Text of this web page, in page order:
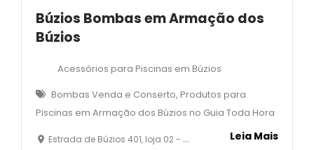
Búzios Bombas em Armação dos
Búzios
Acessórios para Piscinas em Búzios
Bombas Venda e Conserto, Produtos para
Piscinas em Armação dos Búzios no Guia Toda Hora
Estrada de Búzios 401, loja 02 - José Gonçalves - Armação dos Búzios - RJ Leia Mais